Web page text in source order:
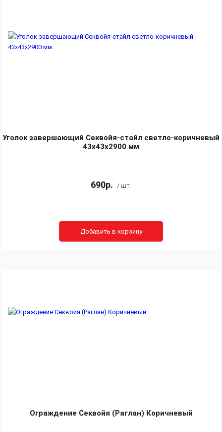
Уголок завершающий Секвойя-стайл светло-коричневый
43х43х2900 мм
690р. / шт.
Добавить в корзину
Ограждение Секвойя (Раглан) Коричневый